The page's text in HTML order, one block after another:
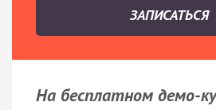
ЗАПИСАТЬСЯ
На бесплатном демо-